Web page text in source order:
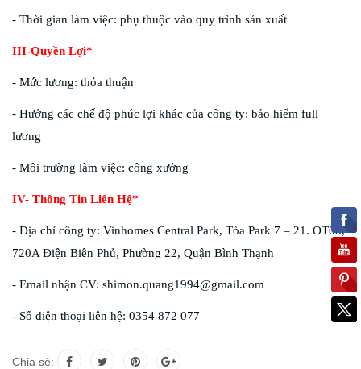
- Thời gian làm việc: phụ thuộc vào quy trình sản xuất
III-Quyền Lợi*
- Mức lương: thỏa thuận
- Hưởng các chế độ phúc lợi khác của công ty: bảo hiểm full
lương
- Môi trường làm việc: công xưởng
IV- Thông Tin Liên Hệ*
- Địa chỉ công ty: Vinhomes Central Park, Tòa Park 7 – 21. OT08,
720A Điện Biên Phủ, Phường 22, Quận Bình Thạnh
- Email nhận CV: shimon.quang1994@gmail.com
- Số điện thoại liên hệ: 0354 872 077
Chia sẻ: